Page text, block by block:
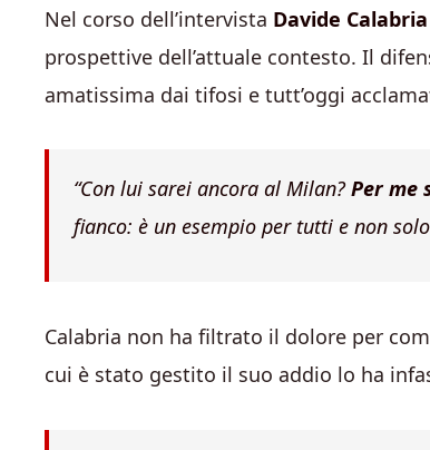
Nel corso dell’intervista Davide Calabria
prospettive dell’attuale contesto. Il
amatissima dai tifosi e tutt’oggi
“Con lui sarei ancora al Milan?Per me
fianco: è un esempio per tutti e non
Calabria non ha filtrato il dolore per
cui è stato gestito il suo addio lo ha